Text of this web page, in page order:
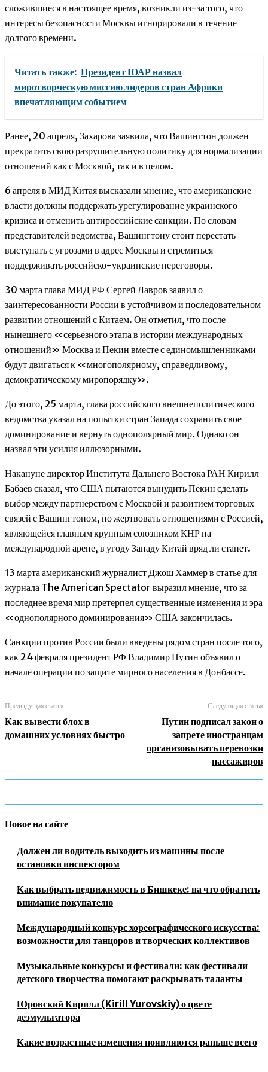
сложившиеся в настоящее время, возникли из-за того, что
интересы безопасности Москвы игнорировали в течение
долгого времени.
Читать также: Президент ЮАР назвал
миротворческую миссию лидеров стран Африки
впечатляющим событием
Ранее, 20 апреля, Захарова заявила, что Вашингтон должен
прекратить свою разрушительную политику для нормализации
отношений как с Москвой, так и в целом.
6 апреля в МИД Китая высказали мнение, что американские
власти должны поддержать урегулирование украинского
кризиса и отменить антироссийские санкции. По словам
представителей ведомства, Вашингтону стоит перестать
выступать с угрозами в адрес Москвы и стремиться
поддерживать российско-украинские переговоры.
30 марта глава МИД РФ Сергей Лавров заявил о
заинтересованности России в устойчивом и последовательном
развитии отношений с Китаем. Он отметил, что после
нынешнего «серьезного этапа в истории международных
отношений» Москва и Пекин вместе с единомышленниками
будут двигаться к «многополярному, справедливому,
демократическому миропорядку».
До этого, 25 марта, глава российского внешнеполитического
ведомства указал на попытки стран Запада сохранить свое
доминирование и вернуть однополярный мир. Однако он
назвал эти усилия иллюзорными.
Накануне директор Института Дальнего Востока РАН Кирилл
Бабаев сказал, что США пытаются вынудить Пекин сделать
выбор между партнерством с Москвой и развитием торговых
связей с Вашингтоном, но жертвовать отношениями с Россией,
являющейся главным крупным союзником КНР на
международной арене, в угоду Западу Китай вряд ли станет.
13 марта американский журналист Джош Хаммер в статье для
журнала The American Spectator выразил мнение, что за
последнее время мир претерпел существенные изменения и эра
«однополярного доминирования» США закончилась.
Санкции против России были введены рядом стран после того,
как 24 февраля президент РФ Владимир Путин объявил о
начале операции по защите мирного населения в Донбассе.
Предыдущая статья
Как вывести блох в
домашних условиях быстро
Следующая статья
Путин подписал закон о
запрете иностранцам
организовывать перевозки
пассажиров
Новое на сайте
Должен ли водитель выходить из машины после
остановки инспектором
Как выбрать недвижимость в Бишкеке: на что обратить
внимание покупателю
Международный конкурс хореографического искусства:
возможности для танцоров и творческих коллективов
Музыкальные конкурсы и фестивали: как фестивали
детского творчества помогают раскрывать таланты
Юровский Кирилл (Kirill Yurovskiy) о цвете
деэмульгатора
Какие возрастные изменения появляются раньше всего